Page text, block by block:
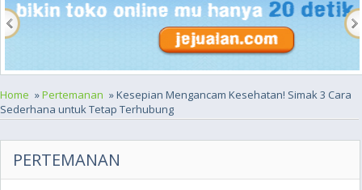
Home »Pertemanan » Kesepian Mengancam Kesehatan! Simak 3 Cara
Sederhana untuk Tetap Terhubung
PERTEMANAN